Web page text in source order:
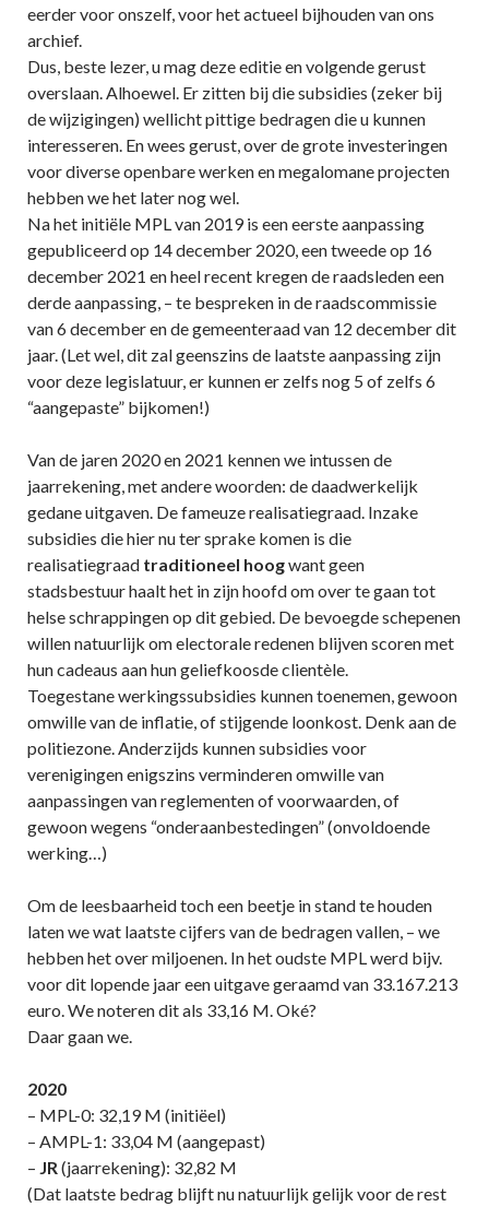
eerder voor onszelf, voor het actueel bijhouden van ons
archief.
Dus, beste lezer, u mag deze editie en volgende gerust
overslaan. Alhoewel. Er zitten bij die subsidies (zeker bij
de wijzigingen) wellicht pittige bedragen die u kunnen
interesseren. En wees gerust, over de grote investeringen
voor diverse openbare werken en megalomane projecten
hebben we het later nog wel.
Na het initiële MPL van 2019 is een eerste aanpassing
gepubliceerd op 14 december 2020, een tweede op 16
december 2021 en heel recent kregen de raadsleden een
derde aanpassing, – te bespreken in de raadscommissie
van 6 december en de gemeenteraad van 12 december dit
jaar. (Let wel, dit zal geenszins de laatste aanpassing zijn
voor deze legislatuur, er kunnen er zelfs nog 5 of zelfs 6
“aangepaste” bijkomen!)
Van de jaren 2020 en 2021 kennen we intussen de
jaarrekening, met andere woorden: de daadwerkelijk
gedane uitgaven. De fameuze realisatiegraad. Inzake
subsidies die hier nu ter sprake komen is die
realisatiegraad traditioneel hoogwant geen
stadsbestuur haalt het in zijn hoofd om over te gaan tot
helse schrappingen op dit gebied. De bevoegde schepenen
willen natuurlijk om electorale redenen blijven scoren met
hun cadeaus aan hun geliefkoosde clientèle.
Toegestane werkingssubsidies kunnen toenemen, gewoon
omwille van de inflatie, of stijgende loonkost. Denk aan de
politiezone. Anderzijds kunnen subsidies voor
verenigingen enigszins verminderen omwille van
aanpassingen van reglementen of voorwaarden, of
gewoon wegens “onderaanbestedingen” (onvoldoende
werking…)
Om de leesbaarheid toch een beetje in stand te houden
laten we wat laatste cijfers van de bedragen vallen, – we
hebben het over miljoenen. In het oudste MPL werd bijv.
voor dit lopende jaar een uitgave geraamd van 33.167.213
euro. We noteren dit als 33,16 M. Oké?
Daar gaan we.
2020
– MPL-0: 32,19 M (initiëel)
– AMPL-1: 33,04 M (aangepast)
– JR(jaarrekening): 32,82 M
(Dat laatste bedrag blijft nu natuurlijk gelijk voor de rest